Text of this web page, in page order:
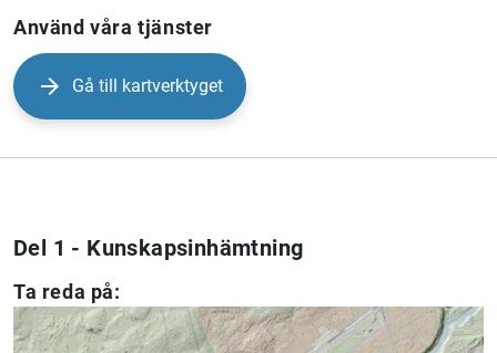
Använd våra tjänster
Gå till kartverktyget
Del 1 - Kunskapsinhämtning
Ta reda på: